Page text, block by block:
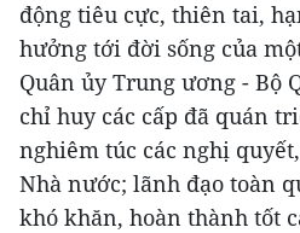
động tiêu cực, thiên tai,
hưởng tới đời sống của
Quân ủy Trung ương - Bộ
chỉ huy các cấp đã quán
nghiêm túc các nghị
Nhà nước; lãnh đạo toàn
khó khăn, hoàn thành tốt